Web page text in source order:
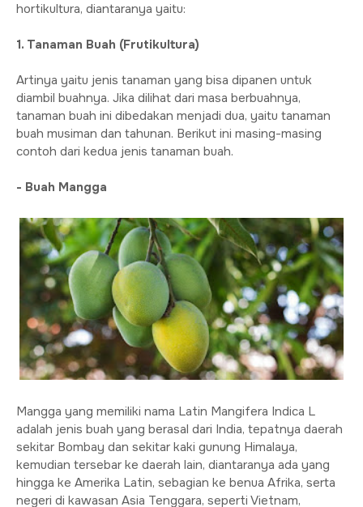
hortikultura, diantaranya yaitu:
1. Tanaman Buah (Frutikultura)
Artinya yaitu jenis tanaman yang bisa dipanen untuk
diambil buahnya. Jika dilihat dari masa berbuahnya,
tanaman buah ini dibedakan menjadi dua, yaitu tanaman
buah musiman dan tahunan. Berikut ini masing-masing
contoh dari kedua jenis tanaman buah.
- Buah Mangga
Mangga yang memiliki nama Latin Mangifera Indica L
adalah jenis buah yang berasal dari India, tepatnya daerah
sekitar Bombay dan sekitar kaki gunung Himalaya,
kemudian tersebar ke daerah lain, diantaranya ada yang
hingga ke Amerika Latin, sebagian ke benua Afrika, serta
negeri di kawasan Asia Tenggara, seperti Vietnam,